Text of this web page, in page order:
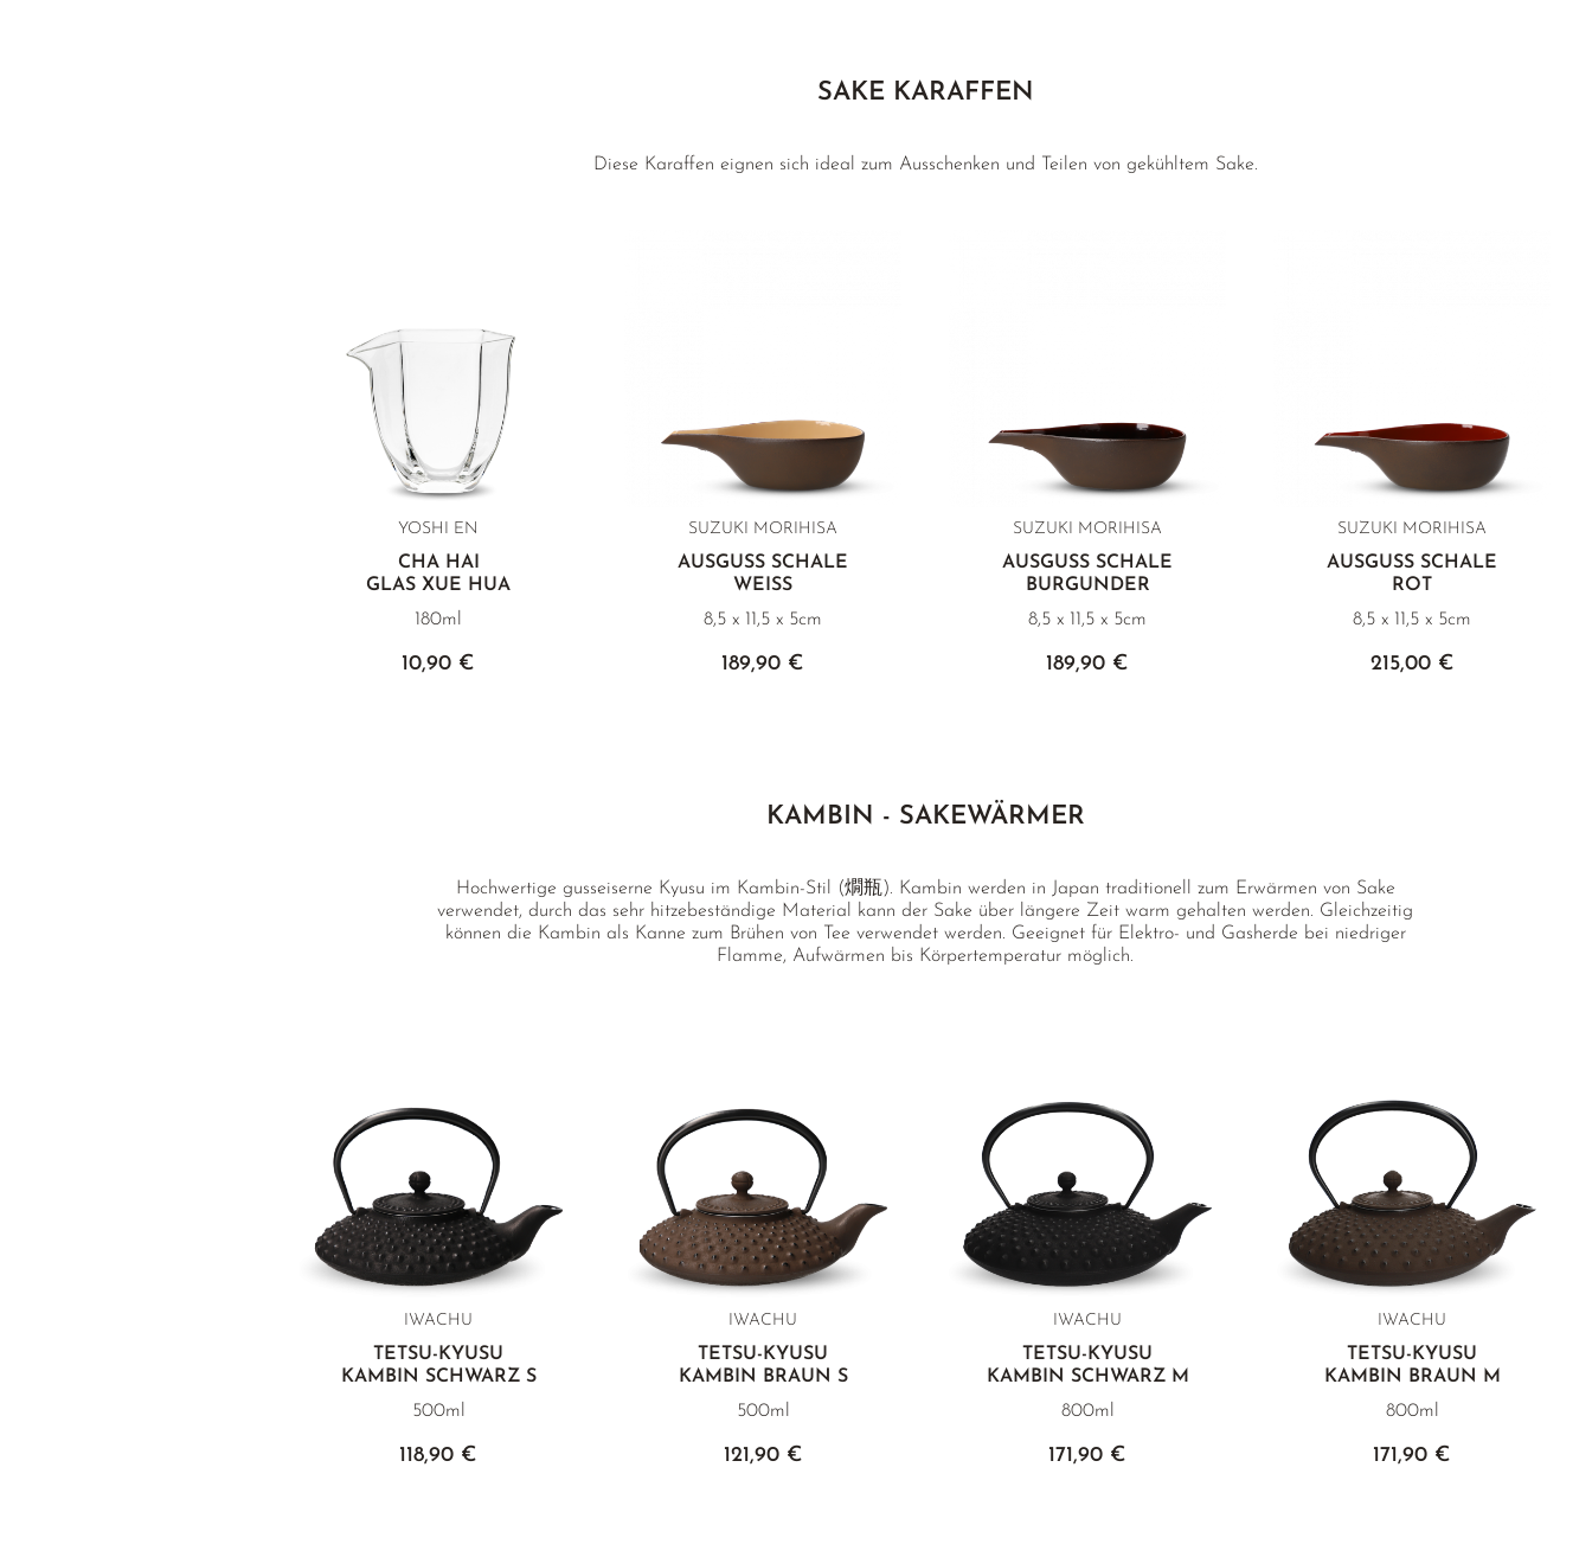
SAKE KARAFFEN
Diese Karaffen eignen sich ideal zum Ausschenken und Teilen von gekühltem Sake.
YOSHI EN
CHA HAI
GLAS XUE HUA
180ml
10,90 €
SUZUKI MORIHISA
AUSGUSS SCHALE
WEISS
8,5 x 11,5 x 5cm
189,90 €
SUZUKI MORIHISA
AUSGUSS SCHALE
BURGUNDER
8,5 x 11,5 x 5cm
189,90 €
SUZUKI MORIHISA
AUSGUSS SCHALE
ROT
8,5 x 11,5 x 5cm
215,00 €
KAMBIN - SAKEWÄRMER
Hochwertige gusseiserne Kyusu im Kambin-Stil (燗瓶). Kambin werden in Japan traditionell zum Erwärmen von Sake
verwendet, durch das sehr hitzebeständige Material kann der Sake über längere Zeit warm gehalten werden. Gleichzeitig
können die Kambin als Kanne zum Brühen von Tee verwendet werden. Geeignet für Elektro- und Gasherde bei niedriger
Flamme, Aufwärmen bis Körpertemperatur möglich.
IWACHU
TETSU-KYUSU
KAMBIN SCHWARZ S
500ml
118,90 €
IWACHU
TETSU-KYUSU
KAMBIN BRAUN S
500ml
121,90 €
IWACHU
TETSU-KYUSU
KAMBIN SCHWARZ M
800ml
171,90 €
IWACHU
TETSU-KYUSU
KAMBIN BRAUN M
800ml
171,90 €